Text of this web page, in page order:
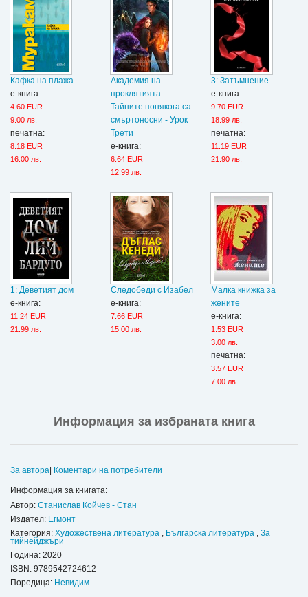
Кафка на плажа
е-книга:
4.60 EUR
9.00 лв.
печатна:
8.18 EUR
16.00 лв.
Академия на
проклятията -
Тайните понякога са
смъртоносни - Урок
Трети
е-книга:
6.64 EUR
12.99 лв.
3: Затъмнение
е-книга:
9.70 EUR
18.99 лв.
печатна:
11.19 EUR
21.90 лв.
1: Деветият дом
е-книга:
11.24 EUR
21.99 лв.
Следобеди с Изабел
е-книга:
7.66 EUR
15.00 лв.
Малка книжка за
жените
е-книга:
1.53 EUR
3.00 лв.
печатна:
3.57 EUR
7.00 лв.
Информация за избраната книга
За автора| Коментари на потребители
Информация за книгата:
Автор: Станислав Койчев - Стан
Издател: Егмонт
Категория: Художествена литература Българска литература
За
тийнейджъри
Година: 2020
ISBN: 9789542724612
Поредица: Невидим